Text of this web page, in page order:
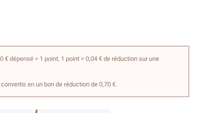
€ dépensé = 1 point, 1 point = 0,04 € de réduction sur une
en un bon de réduction de 0,70 €.